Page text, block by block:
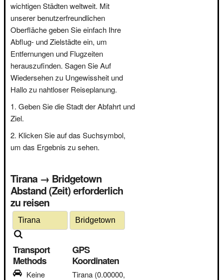
wichtigen Städten weltweit. Mit
unserer benutzerfreundlichen
Oberfläche geben Sie einfach Ihre
Abflug- und Zielstädte ein, um
Entfernungen und Flugzeiten
herauszufinden. Sagen Sie Auf
Wiedersehen zu Ungewissheit und
Hallo zu nahtloser Reiseplanung.
Geben Sie die Stadt der Abfahrt und
Ziel.
Klicken Sie auf das Suchsymbol,
um das Ergebnis zu sehen.
Tirana → Bridgetown
Abstand (Zeit) erforderlich
zu reisen
Transport
Methods
Keine
GPS
Koordinaten
Tirana (0.00000,